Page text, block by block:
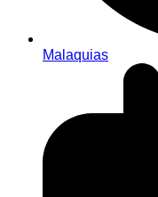
Malaquias